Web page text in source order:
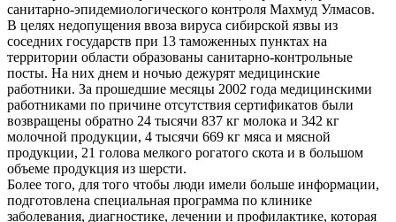
санитарно-эпидемиологического контроля Махмуд Улмасов.
В целях недопущения ввоза вируса сибирской язвы из
соседних государств при 13 таможенных пунктах на
территории области образованы санитарно-контрольные
посты. На них днем и ночью дежурят медицинские
работники. За прошедшие месяцы 2002 года медицинскими
работниками по причине отсутствия сертификатов были
возвращены обратно 24 тысячи 837 кг молока и 342 кг
молочной продукции, 4 тысячи 669 кг мяса и мясной
продукции, 21 голова мелкого рогатого скота и в большом
объеме продукция из шерсти.
Более того, для того чтобы люди имели больше информации,
подготовлена специальная программа по клинике
заболевания, диагностике, лечении и профилактике, которая